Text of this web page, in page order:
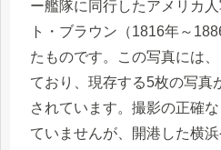
ー艦隊に同行したアメリカ
ト・ブラウン（1816年～
たものです。この写真には
ており、現存する5枚の写真
されています。撮影の正確
ていませんが、開港した横